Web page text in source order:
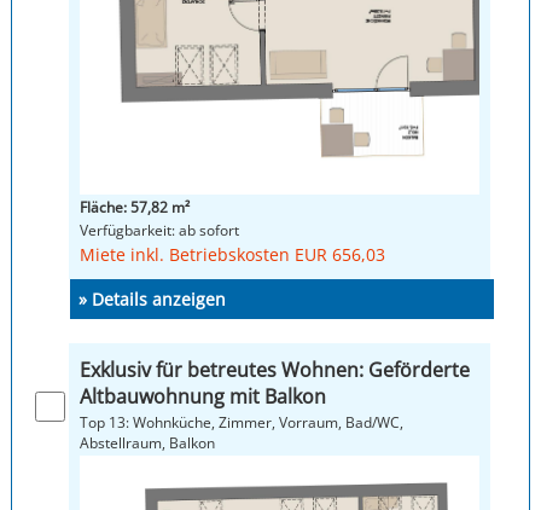
Fläche: 57,82 m²
Verfügbarkeit: ab sofort
Miete inkl. Betriebskosten EUR 656,03
» Details anzeigen
Exklusiv für betreutes Wohnen: Geförderte
Altbauwohnung mit Balkon
Top 13: Wohnküche, Zimmer, Vorraum, Bad/WC,
Abstellraum, Balkon